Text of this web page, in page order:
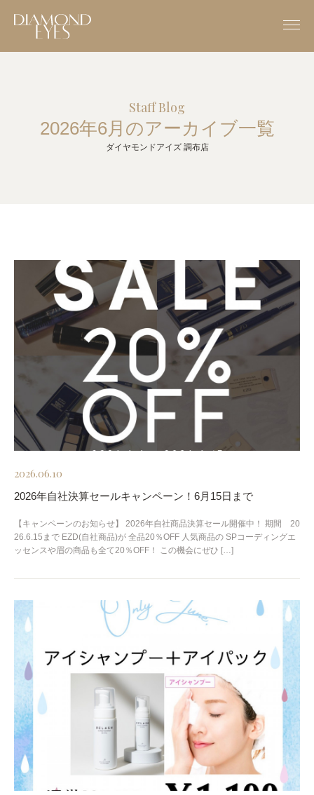
Staff Blog
2026年6月のアーカイブ一覧
ダイヤモンドアイズ 調布店
2026.06.10
2026年自社決算セールキャンペーン！6月15日まで
【キャンペーンのお知らせ】 2026年自社商品決算セール開催中！ 期間 20
26.6.15まで EZD(自社商品)が 全品20％OFF 人気商品の SPコーディングエ
ッセンスや眉の商品も全て20％OFF！ この機会にぜひ […]